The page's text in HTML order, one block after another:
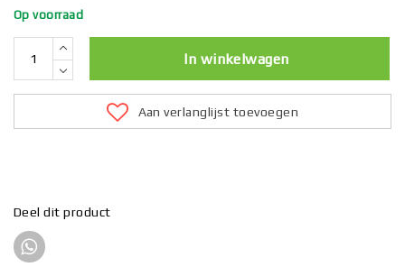
Op voorraad
In winkelwagen
Aan verlanglijst toevoegen
Deel dit product